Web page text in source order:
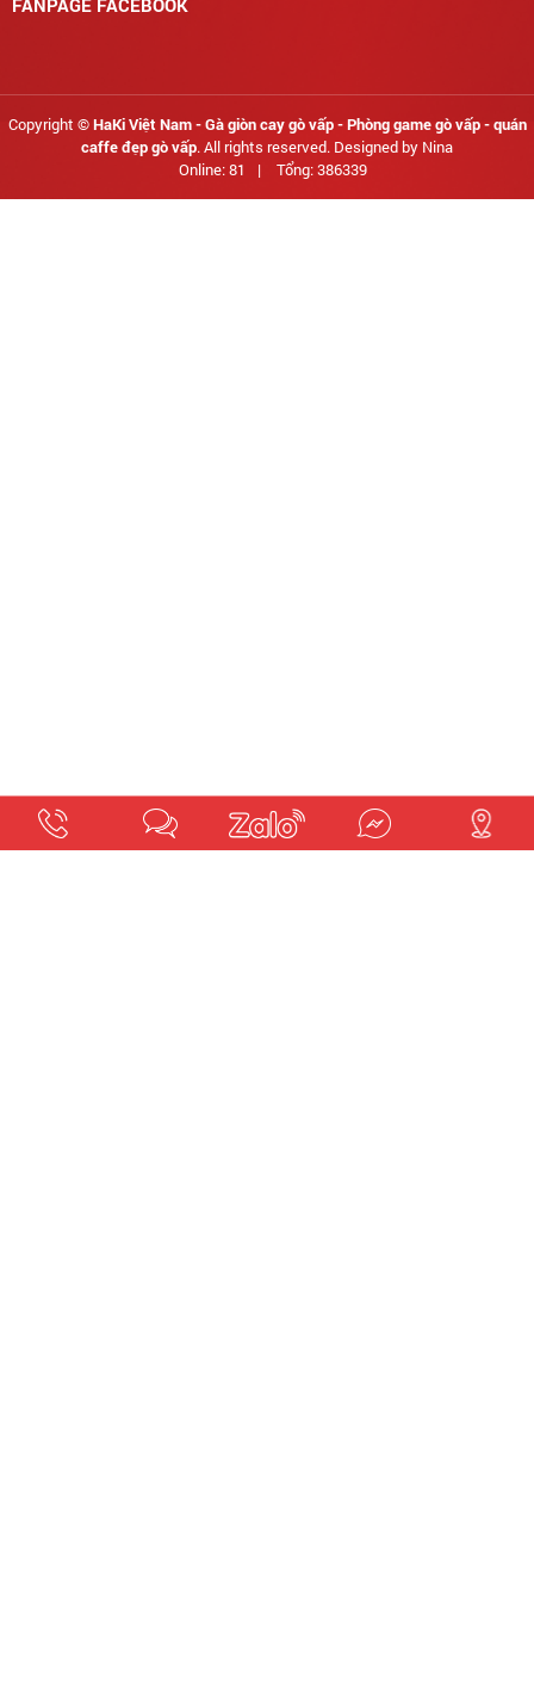
FANPAGE FACEBOOK
Copyright ©HaKi Việt Nam - Gà giòn cay gò vấp - Phòng game gò vấp - quán
caffe đẹp gò vấp. All rights reserved. Designed by Nina
Online: 81
| Tổng: 386339